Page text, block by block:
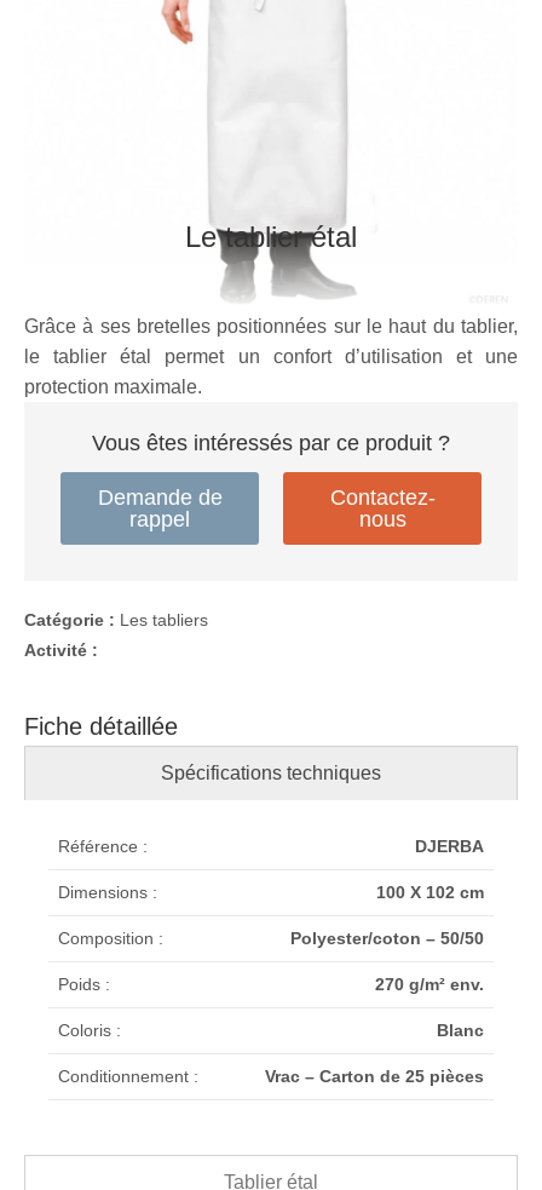
Le tablier étal
Grâce à ses bretelles positionnées sur le haut du tablier,
le tablier étal permet un confort d’utilisation et une
protection maximale.
Vous êtes intéressés par ce produit ?
Demande de
rappel
Contactez-
nous
Catégorie : Les tabliers
Activité :
Fiche détaillée
Spécifications techniques
Tablier étal
Référence : DJERBA
Dimensions : 100 X 102 cm
Composition : Polyester/coton – 50/50
Poids : 270 g/m² env.
Coloris : Blanc
Conditionnement : Vrac – Carton de 25 pièces